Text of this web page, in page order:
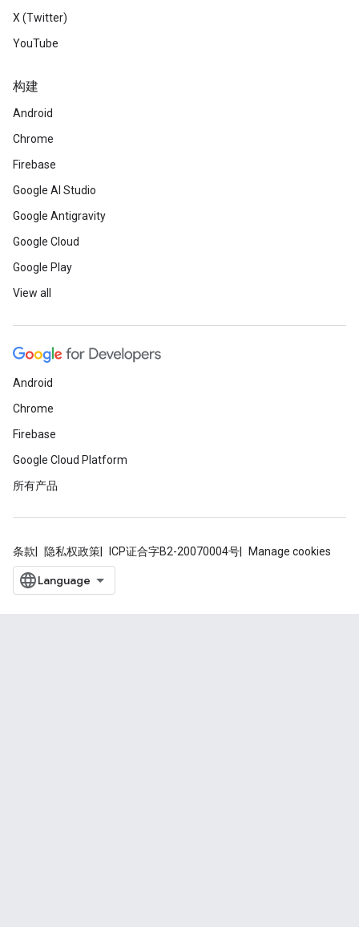
X (Twitter)
YouTube
构建
Android
Chrome
Firebase
Google AI Studio
Google Antigravity
Google Cloud
Google Play
View all
Android
Chrome
Firebase
Google Cloud Platform
所有产品
条款 隐私权政策 ICP证合字B2-20070004号 Manage cookies